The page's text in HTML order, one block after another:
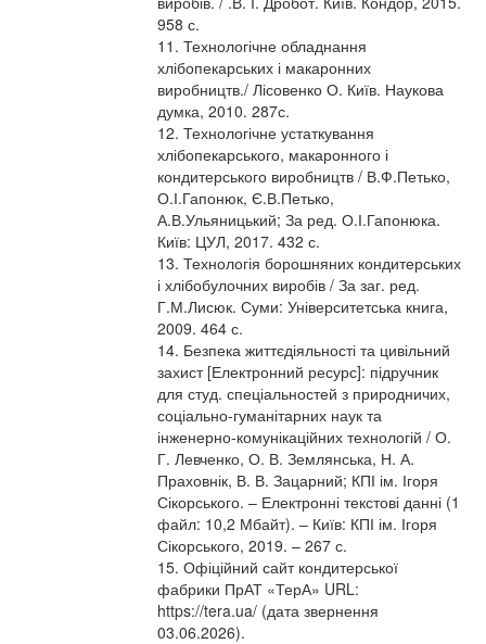
958 с.
11. Технологічне обладнання
хлібопекарських і макаронних
виробництв./ Лісовенко О. Київ. Наукова
думка, 2010. 287с.
12. Технологічне устаткування
хлібопекарського, макаронного і
кондитерського виробництв / В.Ф.Петько,
О.І.Гапонюк, Є.В.Петько,
А.В.Ульяницький; За ред. О.І.Гапонюка.
Київ: ЦУЛ, 2017. 432 с.
13. Технологія борошняних кондитерських
і хлібобулочних виробів / За заг. ред.
Г.М.Лисюк. Суми: Університетська книга,
2009. 464 с.
14. Безпека життєдіяльності та цивільний
захист [Електронний ресурс]: підручник
для студ. спеціальностей з природничих,
соціально-гуманітарних наук та
інженерно-комунікаційних технологій / О.
Г. Левченко, О. В. Землянська, Н. А.
Праховнік, В. В. Зацарний; КПІ ім. Ігоря
Сікорського. – Електронні текстові данні (1
файл: 10,2 Мбайт). – Київ: КПІ ім. Ігоря
Сікорського, 2019. – 267 с.
15. Офіційний сайт кондитерської
фабрики ПрАТ «ТерА» URL:
https://tera.ua/ (дата звернення
03.06.2026).